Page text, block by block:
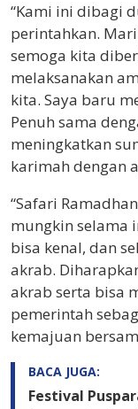
“Kami ini dibagi
perintahkan.
semoga kita
melaksanakan
kita. Saya baru
Penuh sama
meningkatkan
karimah dengan
“Safari
mungkin selama
bisa kenal, dan
akrab.
akrab serta bisa
pemerintah
kemajuan
BACA JUGA:
Festival